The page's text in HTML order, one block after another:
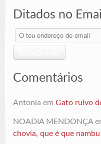
Ditados no Email
O
teu
de
email
Comentários
Antonia emGato ruivo
NOADIA MENDONÇA
chovia, que é que